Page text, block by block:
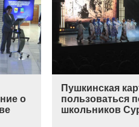
о
Пушкинская
пользоваться
школьников